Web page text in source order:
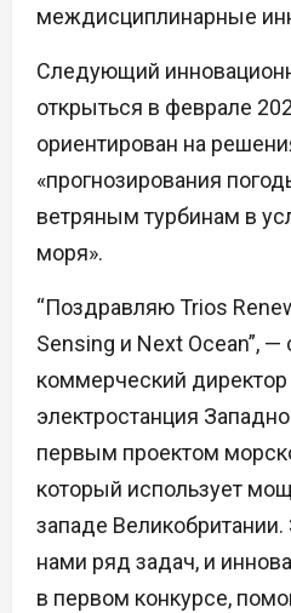
междисциплинарные
Следующий
открыться в феврале
ориентирован на
«прогнозирования
ветряным турбинам в
моря».
“Поздравляю Trios
Sensing и Next Ocean”,
коммерческий директор
электростанция
первым проектом
который использует
западе Великобритании.
нами ряд задач, и
в первом конкурсе,